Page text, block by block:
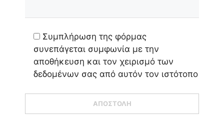
Συμπλήρωση της φόρμας
συνεπάγεται συμφωνία με την
αποθήκευση και τον χειρισμό των
δεδομένων σας από αυτόν τον ιστότοπο